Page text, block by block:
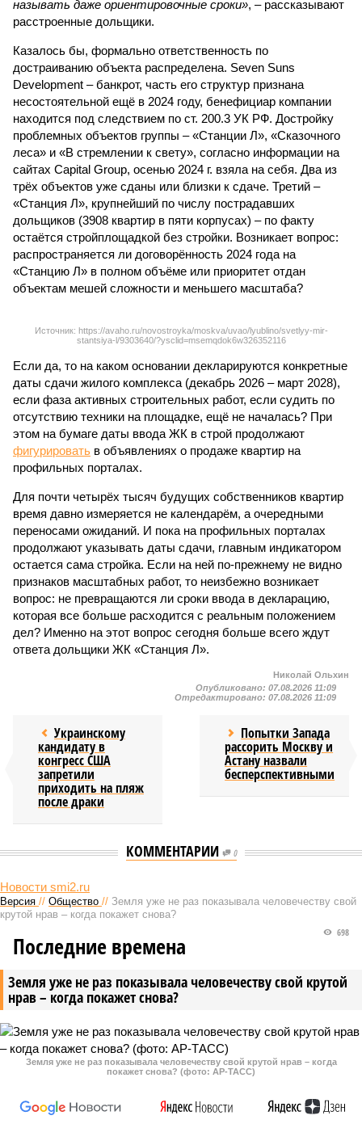
называть даже ориентировочные сроки», – рассказывают
расстроенные дольщики.
Казалось бы, формально ответственность по
достраиванию объекта распределена. Seven Suns
Development – банкрот, часть его структур признана
несостоятельной ещё в 2024 году, бенефициар компании
находится под следствием по ст. 200.3 УК РФ. Достройку
проблемных объектов группы – «Станции Л», «Сказочного
леса» и «В стремлении к свету», согласно информации на
сайтах Capital Group, осенью 2024 г. взяла на себя. Два из
трёх объектов уже сданы или близки к сдаче. Третий –
«Станция Л», крупнейший по числу пострадавших
дольщиков (3908 квартир в пяти корпусах) – по факту
остаётся стройплощадкой без стройки. Возникает вопрос:
распространяется ли договорённость 2024 года на
«Станцию Л» в полном объёме или приоритет отдан
объектам мешей сложности и меньшего масштаба?
Источник: https://avaho.ru/novostroyka/moskva/uvao/lyublino/svetlyy-mir-
stantsiya-l/9303640/?ysclid=msemqdok6w326352116
Если да, то на каком основании декларируются конкретные
даты сдачи жилого комплекса (декабрь 2026 – март 2028),
если фаза активных строительных работ, если судить по
отсутствию техники на площадке, ещё не началась? При
этом на бумаге даты ввода ЖК в строй продолжают
фигурировать в объявлениях о продаже квартир на
профильных порталах.
Для почти четырёх тысяч будущих собственников квартир
время давно измеряется не календарём, а очередными
переносами ожиданий. И пока на профильных порталах
продолжают указывать даты сдачи, главным индикатором
остается сама стройка. Если на ней по-прежнему не видно
признаков масштабных работ, то неизбежно возникает
вопрос: не превращаются ли сроки ввода в декларацию,
которая все больше расходится с реальным положением
дел? Именно на этот вопрос сегодня больше всего ждут
ответа дольщики ЖК «Станция Л».
Николай Ольхин
Опубликовано: 07.08.2026 11:09
Отредактировано: 07.08.2026 11:09
Украинскому
кандидату в
конгресс США
запретили
приходить на пляж
после драки
Попытки Запада
рассорить Москву и
Астану назвали
бесперспективными
КОММЕНТАРИИ 0
Новости smi2.ru
Версия // Общество // Земля уже не раз показывала человечеству свой
крутой нрав – когда покажет снова?
Земля уже не раз показывала человечеству свой крутой
нрав – когда покажет снова?
698
Последние времена
Земля уже не раз показывала человечеству свой крутой нрав – когда
покажет снова? (фото: АР-ТАСС)